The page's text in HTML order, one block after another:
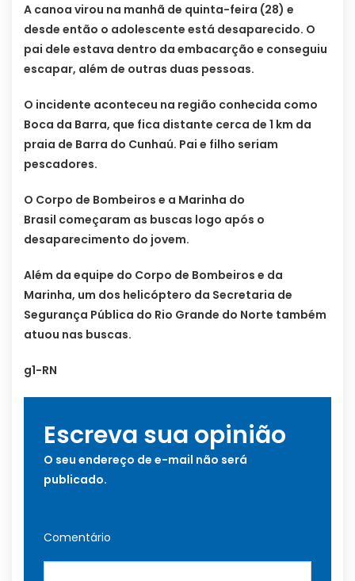
A canoa virou na manhã de quinta-feira (28) e
desde então o adolescente está desaparecido. O
pai dele estava dentro da embacarção e conseguiu
escapar, além de outras duas pessoas.
O incidente aconteceu na região conhecida como
Boca da Barra, que fica distante cerca de 1 km da
praia de Barra do Cunhaú. Pai e filho seriam
pescadores.
O Corpo de Bombeiros e a Marinha do
Brasil começaram as buscas logo após o
desaparecimento do jovem.
Além da equipe do Corpo de Bombeiros e da
Marinha, um dos helicóptero da Secretaria de
Segurança Pública do Rio Grande do Norte também
atuou nas buscas.
g1-RN
Escreva sua opinião
O seu endereço de e-mail não será
publicado.
Comentário